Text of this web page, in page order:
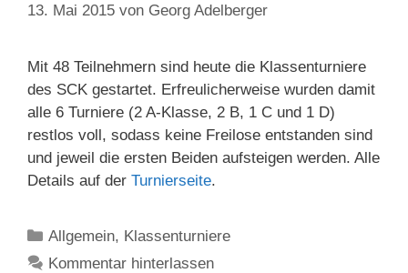
13. Mai 2015 von Georg Adelberger
Mit 48 Teilnehmern sind heute die Klassenturniere
des SCK gestartet. Erfreulicherweise wurden damit
alle 6 Turniere (2 A-Klasse, 2 B, 1 C und 1 D)
restlos voll, sodass keine Freilose entstanden sind
und jeweil die ersten Beiden aufsteigen werden. Alle
Details auf der Turnierseite.
Kategorien
Allgemein, Klassenturniere
Kommentar hinterlassen